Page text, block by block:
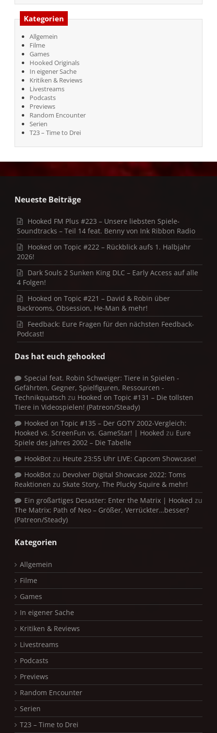
Kategorien
Allgemein
Filme
Games
Hooked Originals
In eigener Sache
Kritiken & Reviews
Livestreams
Podcasts
Previews
Random Encounter
Serien
T23 – Time to Drei
Neueste Beiträge
Hooked FM Plus #223 – Unsere liebsten Spiele-
Soundtracks – Teil 14 feat. Benny von Ink Ribbon Radio
Hooked on Topic #222 – Rückblick aufs 1. Halbjahr
2026!
Dark Souls 2 Sunken King DLC – Early Access auf alle
4 Folgen!
Hooked on Topic #221 – David & Robin über
Backrooms, Obsession, He-Man & mehr!
Feedback: Eure Fragen für den nächsten Feedback-
Podcast!
Das hat euch gehooked
Special feat. Robin Schweiger: Tiere in Spielen -
Gefährten, Gegner, Spielfiguren, Ressourcen -
Technikquatsch zu Hooked on Topic #131 – Die tollsten
Tiere in Videospielen! (Patreon/Steady)
Hooked on Topic #135 – Der GOTY 2002-Vergleich:
Hooked vs. ScreenFun vs. GameStar! | Hooked zu Eure
Spiele des Jahres 2002 – Die Tabelle
HookBot zu Heute 23:55 Uhr LIVE: Capcom Showcase!
HookBot zu Devolver Digital Showcase 2022: Toms
Reaktionen zu Skate Story, The Plucky Squire & mehr!
Ein großartiges Desaster: Enter the Matrix | Hooked zu
The Matrix: Path of Neo – Größer, Verrückter…besser?
(Patreon/Steady)
Kategorien
Allgemein
Filme
Games
In eigener Sache
Kritiken & Reviews
Livestreams
Podcasts
Previews
Random Encounter
Serien
T23 – Time to Drei